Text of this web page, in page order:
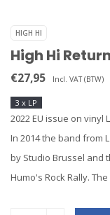
HIGH HI
High Hi
€27,95 Incl. VAT (BTW)
3 x LP
2022 EU issue on vinyl
In 2014 the band from
by Studio Brussel and
Humo's Rock Rally.